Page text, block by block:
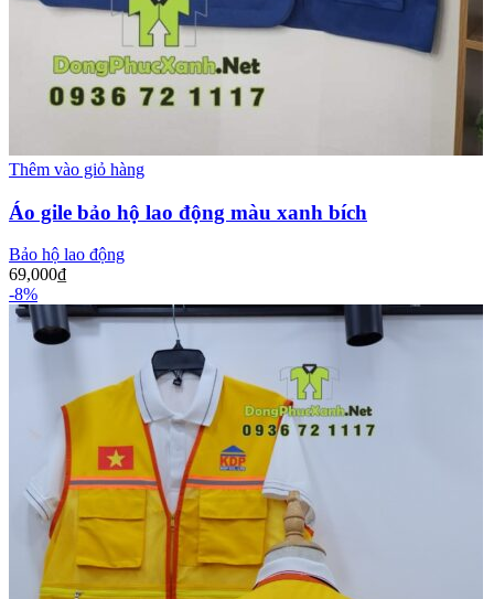
Thêm vào giỏ hàng
Áo gile bảo hộ lao động màu xanh bích
Bảo hộ lao động
69,000₫
-8%